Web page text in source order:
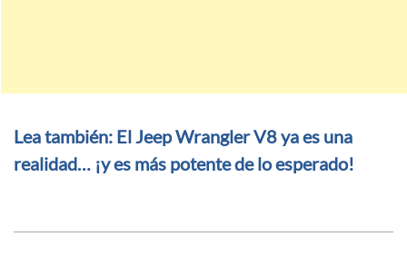
Lea también: El Jeep Wrangler V8 ya es una
realidad… ¡y es más potente de lo esperado!